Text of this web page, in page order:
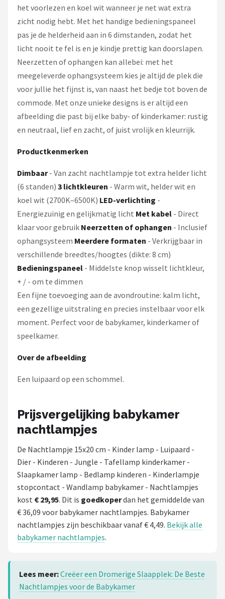
het voorlezen en koel wit wanneer je net wat extra
zicht nodig hebt. Met het handige bedieningspaneel
pas je de helderheid aan in 6 dimstanden, zodat het
licht nooit te fel is en je kindje prettig kan doorslapen.
Neerzetten of ophangen kan allebei: met het
meegeleverde ophangsysteem kies je altijd de plek die
voor jullie het fijnst is, van naast het bedje tot boven de
commode. Met onze unieke designs is er altijd een
afbeelding die past bij elke baby- of kinderkamer: rustig
en neutraal, lief en zacht, of juist vrolijk en kleurrijk.
Productkenmerken
Dimbaar- Van zacht nachtlampje tot extra helder licht
(6 standen) 3 lichtkleuren - Warm wit, helder wit en
koel wit (2700K–6500K) LED-verlichting -
Energiezuinig en gelijkmatig licht Met kabel - Direct
klaar voor gebruik Neerzetten of ophangen - Inclusief
ophangsysteem Meerdere formaten - Verkrijgbaar in
verschillende breedtes/hoogtes (dikte: 8 cm)
Bedieningspaneel - Middelste knop wisselt lichtkleur,
+ / - om te dimmen
Een fijne toevoeging aan de avondroutine: kalm licht,
een gezellige uitstraling en precies instelbaar voor elk
moment. Perfect voor de babykamer, kinderkamer of
speelkamer.
Over de afbeelding
Een luipaard op een schommel.
Prijsvergelijking babykamer
nachtlampjes
De Nachtlampje 15x20 cm - Kinder lamp - Luipaard -
Dier - Kinderen - Jungle - Tafellamp kinderkamer -
Slaapkamer lamp - Bedlamp kinderen - Kinderlampje
stopcontact - Wandlamp babykamer - Nachtlampjes
kost € 29,95. Dit is goedkoperdan het gemiddelde van
€ 36,09 voor babykamer nachtlampjes. Babykamer
nachtlampjes zijn beschikbaar vanaf € 4,49. Bekijk alle
babykamer nachtlampjes.
Lees meer:Creëer een Dromerige Slaapplek: De Beste
Nachtlampjes voor de Babykamer